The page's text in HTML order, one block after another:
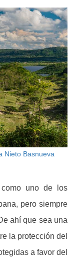
Nieto Basnueva
uno de los
pero siempre
ahí que sea una
la protección del
a favor del